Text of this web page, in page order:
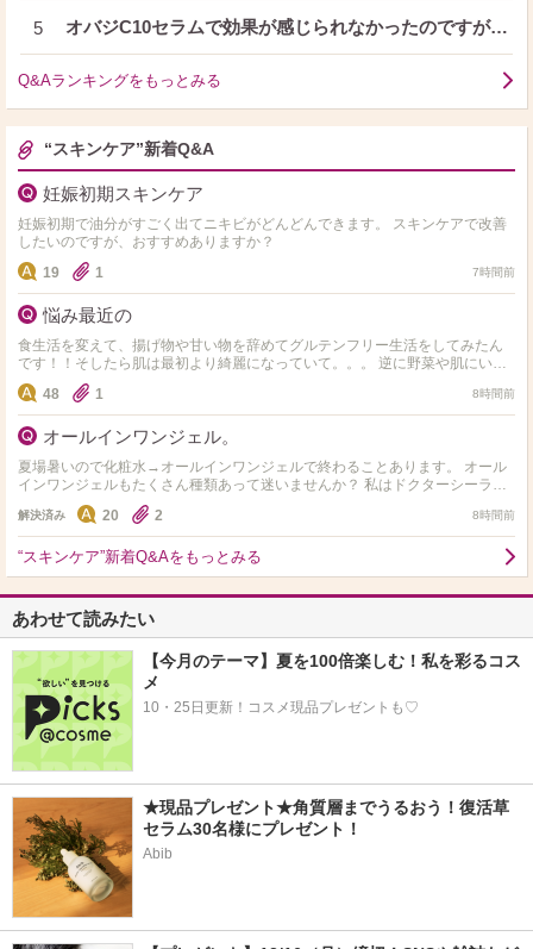
5 オバジC10セラムで効果が感じられなかったのですが…
Q&Aランキングをもっとみる
“スキンケア”新着Q&A
妊娠初期スキンケア
妊娠初期で油分がすごく出てニキビがどんどんできます。 スキンケアで改善
したいのですが、おすすめありますか？
19
1 7時間前
悩み最近の
食生活を変えて、揚げ物や甘い物を辞めてグルテンフリー生活をしてみたん
です！！そしたら肌は最初より綺麗になっていて。。。 逆に野菜や肌にいい
ものしか食べれず 揚げ物や小麦やお菓子や米、味が濃ゆい…
48 1 8時間前
オールインワンジェル。
夏場暑いので化粧水→オールインワンジェルで終わることあります。 オール
インワンジェルもたくさん種類あって迷いませんか？ 私はドクターシーラボ
のセンシティブジェル敏感肌用を使用してます。 オス…
解決済み 20 2 8時間前
“スキンケア”新着Q&Aをもっとみる
あわせて読みたい
【今月のテーマ】夏を100倍楽しむ！私を彩るコス
メ
10・25日更新！コスメ現品プレゼントも♡
★現品プレゼント★角質層までうるおう！復活草
セラム30名様にプレゼント！
Abib